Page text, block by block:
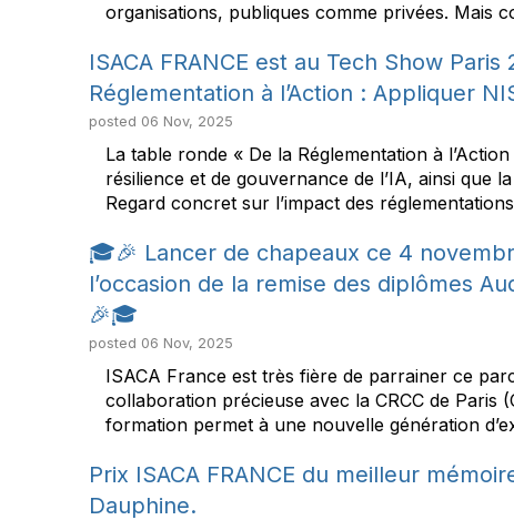
organisations, publiques comme privées. Mais
ISACA FRANCE est au Tech Show
Réglementation à l’Action : Appliquer
posted 06 Nov, 2025
La table ronde « De la Réglementation à
résilience et de gouvernance de l’IA, ainsi
Regard concret sur l’impact des
🎓🎉 Lancer de chapeaux ce 4
l’occasion de la remise des diplômes
🎉🎓
posted 06 Nov, 2025
ISACA France est très fière de parrainer ce
collaboration précieuse avec la CRCC de Paris
formation permet à une nouvelle génération
Prix ISACA FRANCE du meilleur
Dauphine.